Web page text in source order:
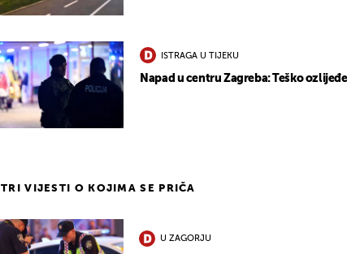
ISTRAGA U TIJEKU
Napad u centru Zagreba: Teško
TRI VIJESTI O KOJIMA SE PRIČA
U ZAGORJU